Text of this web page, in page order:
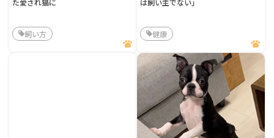
た愛され猫に
飼い方
は飼い主でない」
健康